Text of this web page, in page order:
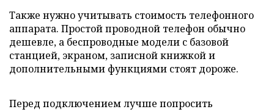
Также нужно учитывать стоимость телефонного
аппарата. Простой проводной телефон обычно
дешевле, а беспроводные модели с базовой
станцией, экраном, записной книжкой и
дополнительными функциями стоят дороже.
Перед подключением лучше попросить